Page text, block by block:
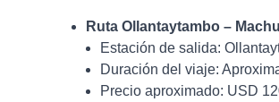
Ruta Ollantaytambo –
Estación de salida:
Duración del viaje:
Precio aproximado: USD